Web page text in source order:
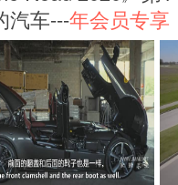
汽车---年会员专享